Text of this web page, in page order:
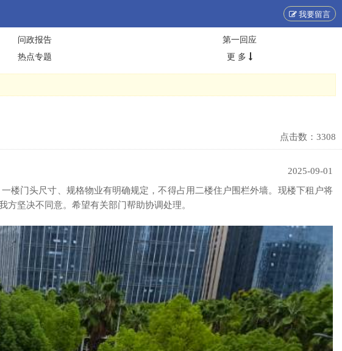
我要留言
问政报告
第一回应
热点专题 更 多
点击数： 3308
2025-09-01
楼门头尺寸、规格物业有明确规定，不得占用二楼住户围栏外墙。现楼下租户将
坚决不同意。希望有关部门帮助协调处理。